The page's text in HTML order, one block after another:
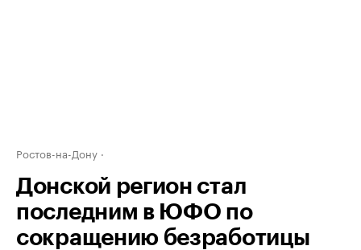
Ростов-на-Дону
Донской регион стал
последним в ЮФО по
сокращению безработицы